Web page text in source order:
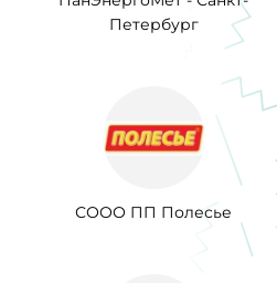
Петербург
СООО ПП Полесье